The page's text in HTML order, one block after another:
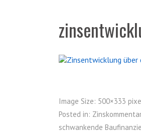
Image Size: 500×333
Posted in:
schwankende